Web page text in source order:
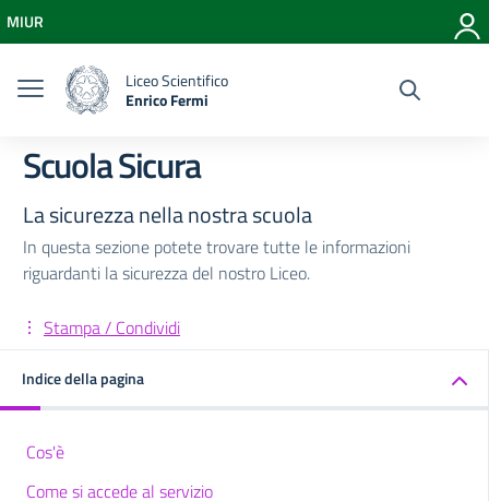
Vai al menu di navigazione
Vai al footer
MIUR
Liceo Scientifico
Enrico Fermi
Scuola Sicura
La sicurezza nella nostra scuola
In questa sezione potete trovare tutte le informazioni
riguardanti la sicurezza del nostro Liceo.
Stampa / Condividi
Indice della pagina
Cos'è
Come si accede al servizio